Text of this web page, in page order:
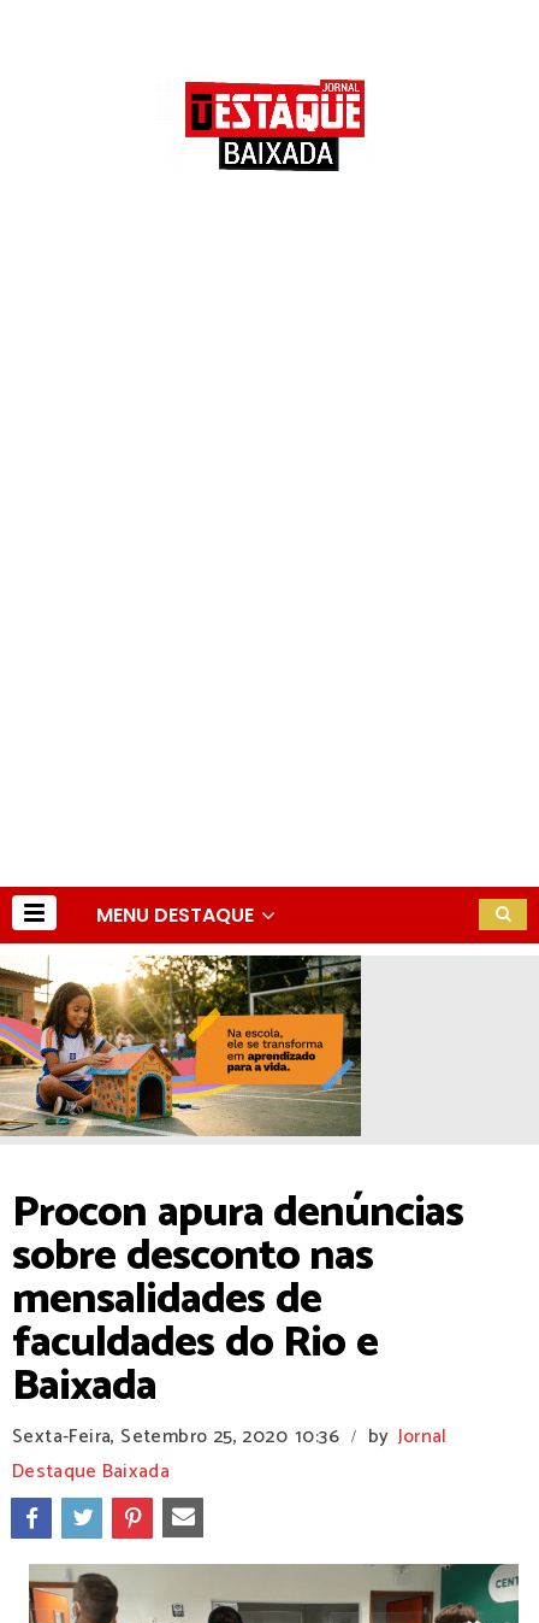
MENU DESTAQUE
Procon apura denúncias
sobre desconto nas
mensalidades de
faculdades do Rio e
Baixada
Sexta-Feira, Setembro 25, 2020 10:36 / by Jornal
Destaque Baixada